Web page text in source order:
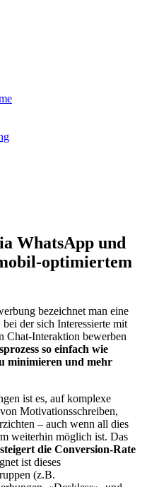
WhatsApp und
optimiertem
bezeichnet man eine
der sich Interessierte mit
Chat-Interaktion bewerben
so einfach wie
minimieren und mehr
ist es, auf komplexe
Motivationsschreiben,
– auch wenn all dies
weiterhin möglich ist. Das
die Conversion-Rate
ist dieses
(z.B.